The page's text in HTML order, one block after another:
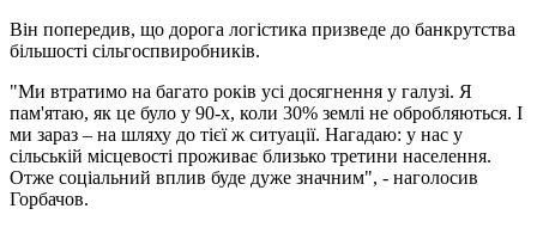
Він попередив, що дорога логістика призведе до банкрутства
більшості сільгоспвиробників.
"Ми втратимо на багато років усі досягнення у галузі. Я
пам'ятаю, як це було у 90-х, коли 30% землі не обробляються. І
ми зараз – на шляху до тієї ж ситуації. Нагадаю: у нас у
сільській місцевості проживає близько третини населення.
Отже соціальний вплив буде дуже значним", - наголосив
Горбачов.